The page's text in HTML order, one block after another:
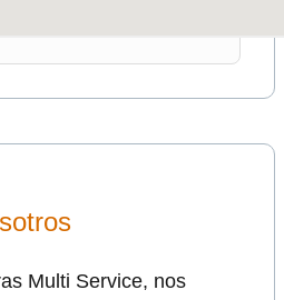
Multi Service, nos